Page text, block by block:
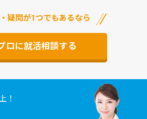
疑問が1つでもあるなら
ロに就活相談する
！